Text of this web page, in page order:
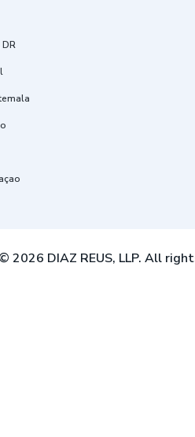
© 2026 DIAZ REUS, LLP. All